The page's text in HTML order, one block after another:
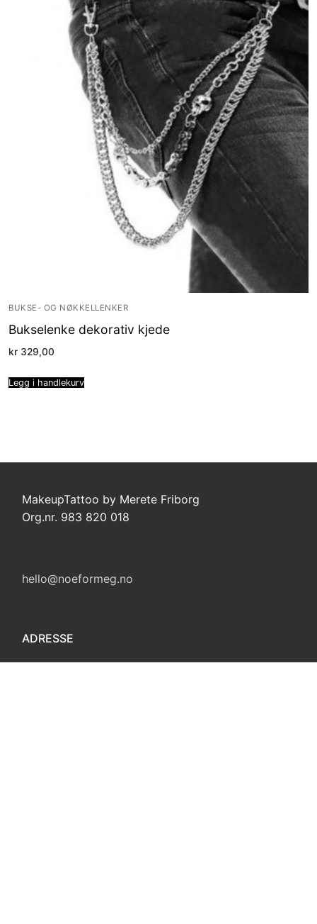
BUKSE- OG NØKKELLENKER
Bukselenke dekorativ kjede
kr 329,00
Legg i handlekurv
MakeupTattoo by Merete Friborg
Org.nr. 983 820 018
hello@noeformeg.no
ADRESSE